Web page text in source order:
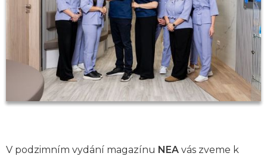
V podzimním vydání magazínu NEA vás zveme k